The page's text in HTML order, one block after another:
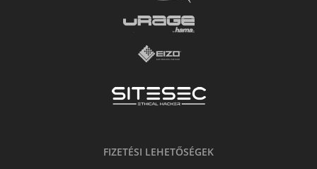
FIZETÉSI LEHETŐSÉGEK